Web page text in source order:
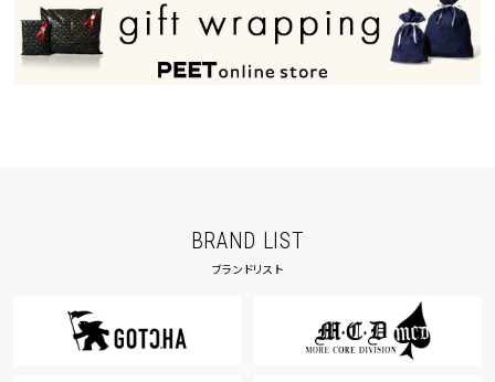
BRAND LIST
ブランドリスト